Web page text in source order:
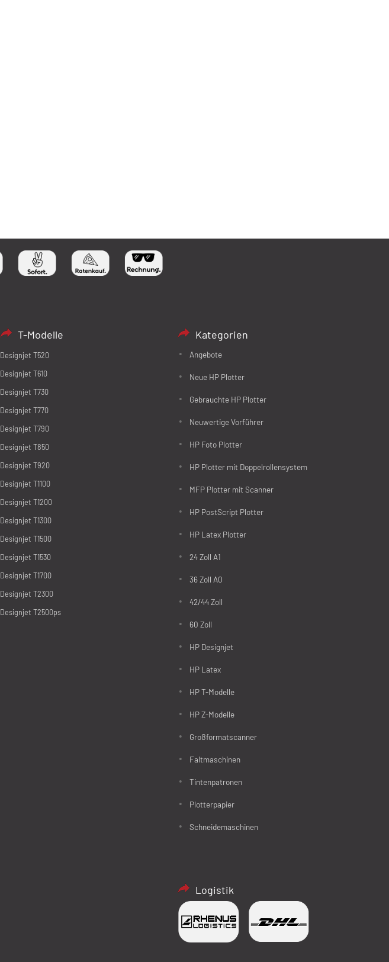
T-Modelle
Designjet T520
Designjet T610
Designjet T730
Designjet T770
Designjet T790
Designjet T850
Designjet T920
Designjet T1100
Designjet T1200
Designjet T1300
Designjet T1500
Designjet T1530
Designjet T1700
Designjet T2300
Designjet T2500ps
Kategorien
Angebote
Neue HP Plotter
Gebrauchte HP Plotter
Neuwertige Vorführer
HP Foto Plotter
HP Plotter mit Doppelrollensystem
MFP Plotter mit Scanner
HP PostScript Plotter
HP Latex Plotter
24 Zoll A1
36 Zoll A0
42/44 Zoll
60 Zoll
HP Designjet
HP Latex
HP T-Modelle
HP Z-Modelle
Großformatscanner
Faltmaschinen
Tintenpatronen
Plotterpapier
Schneidemaschinen
Logistik